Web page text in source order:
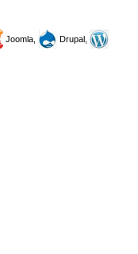
Joomla,
Drupal,